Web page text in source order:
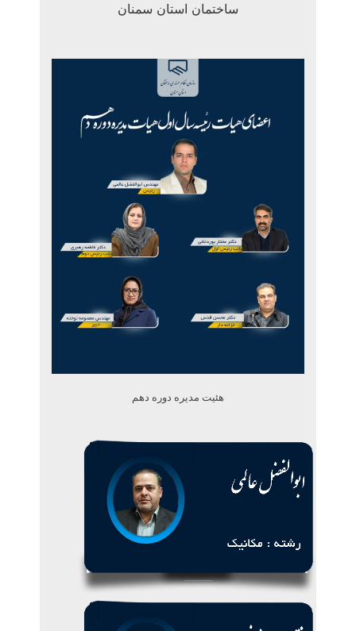
ساختمان استان سمنان
هئیت مدیره دوره دهم